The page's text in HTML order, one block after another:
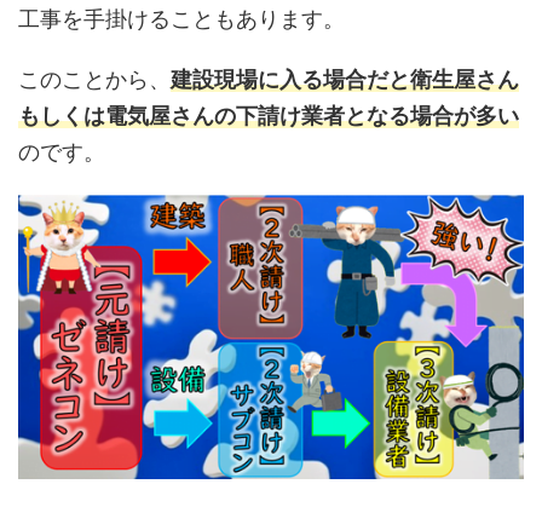
工事を手掛けることもあります。
このことから、 建設現場に入る場合だと衛生屋さん
もしくは電気屋さんの下請け業者となる場合が多い
のです。